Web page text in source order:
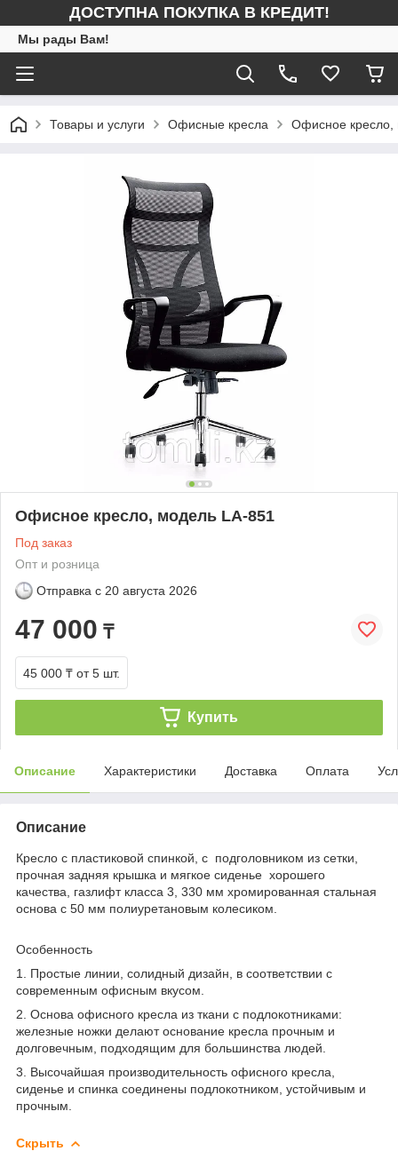
ДОСТУПНА ПОКУПКА В КРЕДИТ!
Мы рады Вам!
Товары и услуги Офисные кресла Офисное кресло,
Офисное кресло, модель LA-851
Под заказ
Опт и розница
Отправка с 20 августа 2026
47 000 ₸
45 000 ₸ от 5 шт.
Купить
Описание Характеристики Доставка Оплата
Описание
Кресло с пластиковой спинкой, с подголовником из сетки,
прочная задняя крышка и мягкое сиденье хорошего
качества, газлифт класса 3, 330 мм хромированная стальная
основа с 50 мм полиуретановым колесиком.
Особенность
1. Простые линии, солидный дизайн, в соответствии с
современным офисным вкусом.
2. Основа офисного кресла из ткани с подлокотниками:
железные ножки делают основание кресла прочным и
долговечным, подходящим для большинства людей.
3. Высочайшая производительность офисного кресла,
сиденье и спинка соединены подлокотником, устойчивым и
прочным.
Скрыть